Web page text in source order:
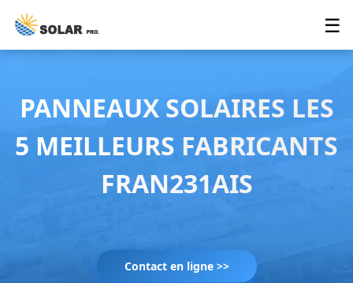
☰
PANNEAUX SOLAIRES LES
5 MEILLEURS FABRICANTS
FRAN231AIS
Contact en ligne >>